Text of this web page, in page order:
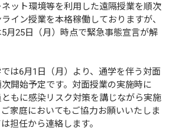
ット環境等を利用した遠隔授業を順次
イン授業を本格稼働しておりますが、
月25日（月）時点で緊急事態宣言が解
は6月1日（月）より、通学を伴う対面
開始予定です。対面授業の実施時に
もに感染リスク対策を講じながら実施
家庭においてもご協力お願いいたしま
担任から連絡します。